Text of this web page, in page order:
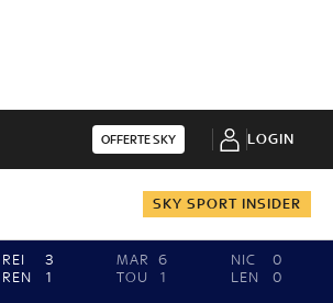
OFFERTE SKY LOGIN
SKY SPORT INSIDER
REI
3
REN
1
MAR
6
TOU
1
NIC
0
LEN
0